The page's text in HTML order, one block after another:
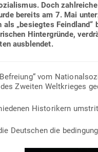
Doch
bereits am 7. Mai
„besiegtes
Hin­ter­gründe,
ausblendet.
vom
Zweiten Welt­krieges
His­to­rikern
Deut­schen die